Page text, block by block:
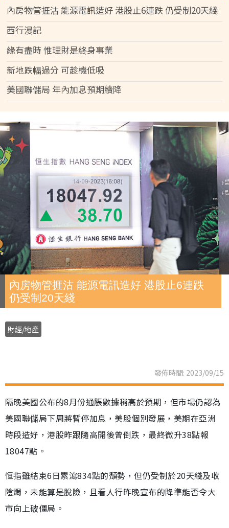
內房物管捱沽 能源電訊造好 港股止6連跌 仍受制20天綫
西行漫記
緣有盡時 惟理財是終身事業
新地跌幅過分 可趁機低吸
美國聯儲局 年內加息預期續降
內房物管捱沽 能源電訊造好 港股止6連跌
仍受制20天綫
財經/地產
發佈時間: 2023/09/15
隔晚美國公布的8月份通脹數據稍高於預期，但市場仍認為
美國聯儲局下周將暫停加息，美股個別發展，美期在亞洲
時段造好，港股昨跟隨高開後曾倒跌，最終微升38點報
18047點。
恒指雖結束6日累瀉834點的頹勢，但仍受制於20天綫及收
陰燭，未能算是脫險，且看人行昨晚宣布的降準能否令大
市向上破僵局。